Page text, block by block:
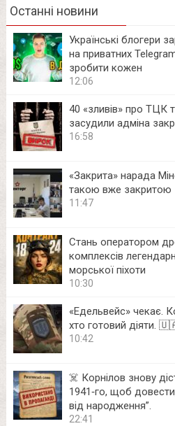
Останні новини
Українські блогери
на приватних
зробити кожен
12:06
40 «зливів» про ТЦК
засудили адміна
16:58
«Закрита» нарада
такою вже закритою
11:47
Стань оператором
комплексів
морської піхоти
10:30
«Едельвейс» чекає.
хто готовий діяти.
10:42
☠️ Корнілов знову
1941‑го, щоб
від народження”.
22:41